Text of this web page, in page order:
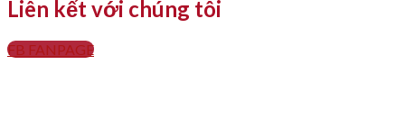
Liên kết với chúng tôi
FB FANPAGE